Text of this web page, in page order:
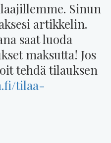
Sinun
artikkelin.
saat luoda
maksutta! Jos
tehdä tilauksen
tilaa-